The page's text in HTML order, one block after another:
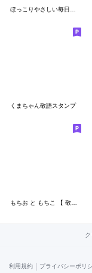
くまちゃん敬語スタンプ
利用規約 | プライバシーポリ